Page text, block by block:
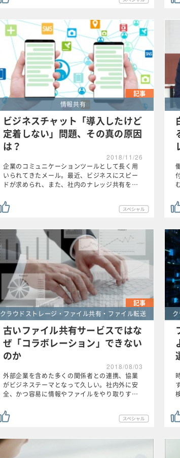
記事
情報共有
ビジネスチャット「導入したけど
定着しない」問題、その真の原因
は？
2018/11/26
企業のコミュニケーションツールとして長く用
いられてきたメール。最近、ビジネスにスピー
ドが求められ、また、社内のナレッジ共有を…
記事
クラウドストレージ・ファイル共有・ファイル転送
古いファイル共有サービスではな
ぜ「コラボレーション」できない
のか
2018/08/03
外部企業を含めた多くの関係者との連携、協業
がビジネステーマとなって久しい。社内外に安
全、かつ容易に情報やファイルをやり取りす…